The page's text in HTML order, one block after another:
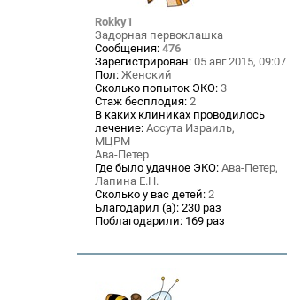
Rokky1
Задорная первоклашка
Сообщения: 476
Зарегистрирован: 05 авг 2015, 09:07
Пол: Женский
Сколько попыток ЭКО: 3
Стаж бесплодия: 2
В каких клиниках проводилось
лечение: Ассута Израиль,
МЦРМ
Ава-Петер
Где было удачное ЭКО: Ава-Петер,
Лапина Е.Н.
Сколько у вас детей: 2
Благодарил (а): 230 раз
Поблагодарили: 169 раз